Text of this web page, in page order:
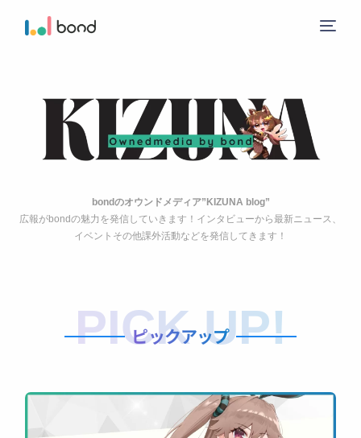
bondのオウンドメ ディ ア” K ZU NA bl og”
広報がbondの魅力 を発信 していき ま す ！ イ ン タ ビュ ーから最新ニ ュ ース、
イベン ト その他課外活動な どを発信 して き ま す ！
PICK UP!
ピックアップ
ニュース
サービス
レーベル
ガイドライン